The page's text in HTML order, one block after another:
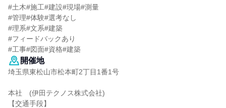
#土木#施工#建設#現場#測量
#管理#体験#選考なし
#理系#文系#建築
#フィードバックあり
#工事#図面#資格#建築
開催地
埼玉県東松山市松本町2丁目1番1号
本社 (伊田テクノス株式会社)
【交通手段】